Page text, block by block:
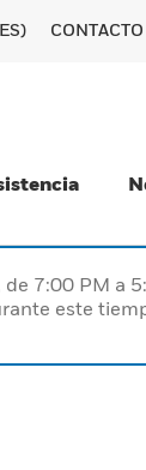
CONTACTO
7:00 PM a
este